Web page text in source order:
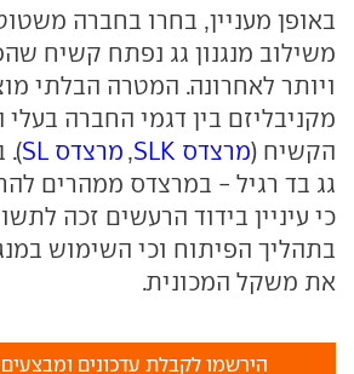
באופן מעניין, בחרו בחברה
משילוב מנגנון גג נפתח קשיח
ויותר לאחרונה. המטרה הבלתי
מקניבליזם בין דגמי החברה
הקשיח (מרצדס SLK , מרצדס SL
).
גג בד רגיל - במרצדס ממהרים
כי עיניין בידוד הרעשים זכה
בתהליך הפיתוח וכי השימוש
את משקל המכונית.
הירשמו לקבלת עדכונים